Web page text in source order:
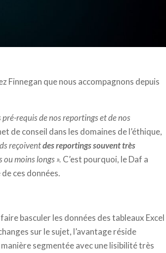
Finnegan que nous accompagnons depuis
requis de nos reportings et de nos
de conseil dans les domaines de l’éthique,
reçoiventdes reportings souvent très
moins longs ». C’est pourquoi, le Daf a
ces données.
basculer les données des tableaux Excel
sur le sujet, l’avantage réside
segmentée avec une lisibilité très